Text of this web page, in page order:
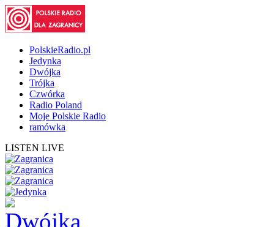
PolskieRadio.pl
Jedynka
Dwójka
Trójka
Czwórka
Radio Poland
Moje Polskie Radio
ramówka
LISTEN LIVE